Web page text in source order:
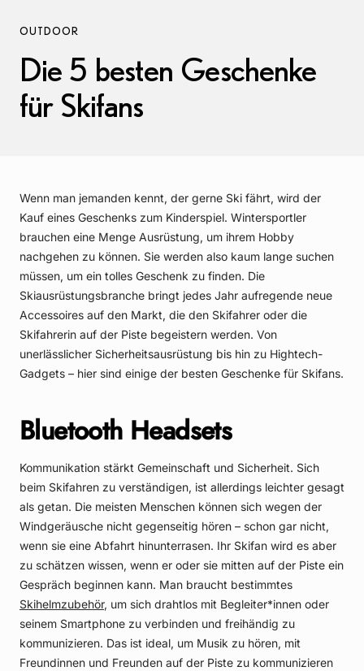
OUTDOOR
Die 5 besten Geschenke
für Skifans
Wenn man jemanden kennt, der gerne Ski fährt, wird der
Kauf eines Geschenks zum Kinderspiel. Wintersportler
brauchen eine Menge Ausrüstung, um ihrem Hobby
nachgehen zu können. Sie werden also kaum lange suchen
müssen, um ein tolles Geschenk zu finden. Die
Skiausrüstungsbranche bringt jedes Jahr aufregende neue
Accessoires auf den Markt, die den Skifahrer oder die
Skifahrerin auf der Piste begeistern werden. Von
unerlässlicher Sicherheitsausrüstung bis hin zu Hightech-
Gadgets – hier sind einige der besten Geschenke für Skifans.
Bluetooth Headsets
Kommunikation stärkt Gemeinschaft und Sicherheit. Sich
beim Skifahren zu verständigen, ist allerdings leichter gesagt
als getan. Die meisten Menschen können sich wegen der
Windgeräusche nicht gegenseitig hören – schon gar nicht,
wenn sie eine Abfahrt hinunterrasen. Ihr Skifan wird es aber
zu schätzen wissen, wenn er oder sie mitten auf der Piste ein
Gespräch beginnen kann. Man braucht bestimmtes
Skihelmzubehör, um sich drahtlos mit Begleiter*innen oder
seinem Smartphone zu verbinden und freihändig zu
kommunizieren. Das ist ideal, um Musik zu hören, mit
Freundinnen und Freunden auf der Piste zu kommunizieren